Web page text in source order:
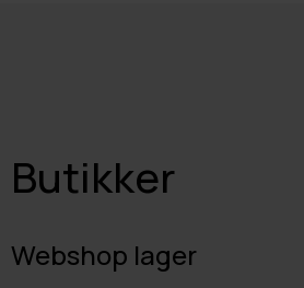
Butikker
Webshop lager